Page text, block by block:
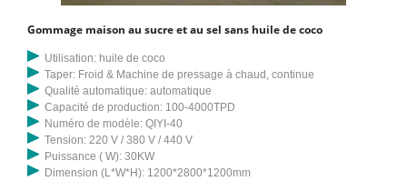
Gommage maison au sucre et au sel sans huile de coco
Utilisation: huile de coco
Taper: Froid & Machine de pressage à chaud, continue
Qualité automatique: automatique
Capacité de production: 100-4000TPD
Numéro de modèle: QIYI-40
Tension: 220 V / 380 V / 440 V
Puissance ( W): 30KW
Dimension (L*W*H): 1200*2800*1200mm